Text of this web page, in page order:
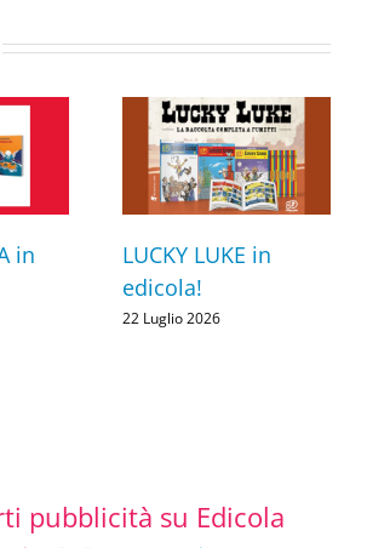
in
LUCKY LUKE in
edicola!
22 Luglio 2026
pubblicità su Edicola